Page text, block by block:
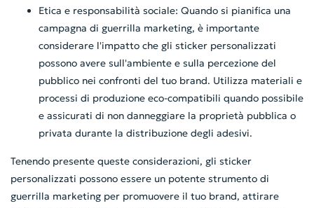
Etica e responsabilità sociale: Quando si pianifica una
campagna di guerrilla marketing, è importante
considerare l'impatto che gli sticker personalizzati
possono avere sull'ambiente e sulla percezione del
pubblico nei confronti del tuo brand. Utilizza materiali e
processi di produzione eco-compatibili quando possibile
e assicurati di non danneggiare la proprietà pubblica o
privata durante la distribuzione degli adesivi.
Tenendo presente queste considerazioni, gli sticker
personalizzati possono essere un potente strumento di
guerrilla marketing per promuovere il tuo brand, attirare